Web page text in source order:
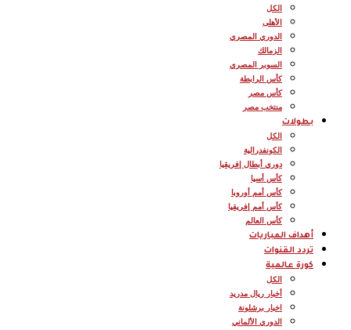
الكل
الأهلى
الدوري المصري
الزمالك
السوبر المصري
كأس الرابطة
كأس مصر
منتخب مصر
بطولات
الكل
الكونفدرالية
دوري أبطال إفريقيا
كأس أسيا
كأس أمم أوروبا
كأس أمم إفريقيا
كأس العالم
أهداف المباريات
تردد القنوات
كورة عالمية
الكل
أخبار ريال مدريد
اخبار برشلونة
الدوري الألماني